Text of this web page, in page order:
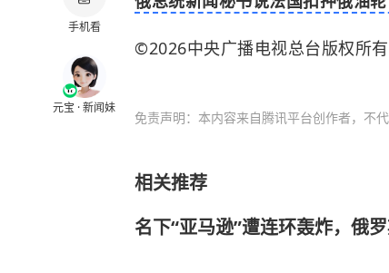
手机看
元宝 · 新闻妹
©2026中央广播电视总台版权所
免责声明：本内容来自腾讯平台创作者，不
相关推荐
名下“亚马逊”遭连环轰炸，俄